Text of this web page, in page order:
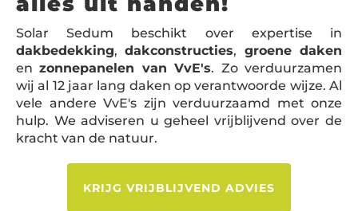
Solar Sedum beschikt over expertise in
dakbedekking,dakconstructies, groene daken
enzonnepanelen van VvE's. Zo verduurzamen
wij al 12 jaar lang daken op verantwoorde wijze. Al
vele andere VvE's zijn verduurzaamd met onze
hulp. We adviseren u geheel vrijblijvend over de
kracht van de natuur.
KRIJG VRIJBLIJVEND ADVIES